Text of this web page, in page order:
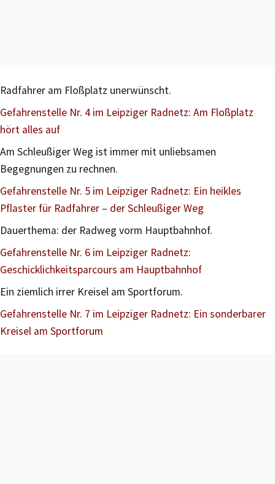
Radfahrer am Floßplatz unerwünscht.
Gefahrenstelle Nr. 4 im Leipziger Radnetz: Am Floßplatz
hört alles auf
Am Schleußiger Weg ist immer mit unliebsamen
Begegnungen zu rechnen.
Gefahrenstelle Nr. 5 im Leipziger Radnetz: Ein heikles
Pflaster für Radfahrer – der Schleußiger Weg
Dauerthema: der Radweg vorm Hauptbahnhof.
Gefahrenstelle Nr. 6 im Leipziger Radnetz:
Geschicklichkeitsparcours am Hauptbahnhof
Ein ziemlich irrer Kreisel am Sportforum.
Gefahrenstelle Nr. 7 im Leipziger Radnetz: Ein sonderbarer
Kreisel am Sportforum